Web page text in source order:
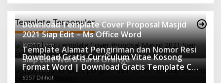
Template Terpopuler
Download Template Cover Proposal Masjid
2021 Siap Edit – Ms Office Word
10023 Dilihat
Template Alamat Pengiriman dan Nomor Resi
Siap Edit Word Garis Orange
9171 Dilihat
Download Gratis Curriculum Vitae Kosong
Format Word | Download Gratis Template CV
Lamaran Kerja Doc Mudah Diedit
6557 Dilihat